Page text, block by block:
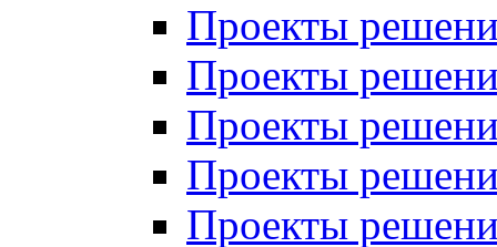
Проекты
Проекты
Проекты
Проекты
Проекты